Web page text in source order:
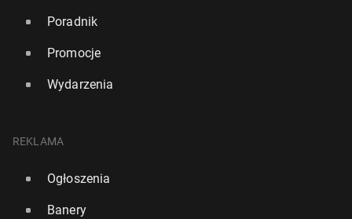
Poradnik
Promocje
Wydarzenia
REKLAMA
Ogłoszenia
Banery